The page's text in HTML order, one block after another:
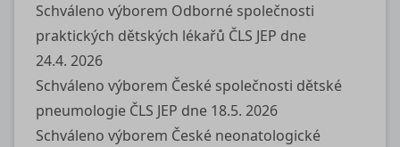
Schváleno výborem Odborné společnosti
praktických dětských lékařů ČLS JEP dne
24.4. 2026
Schváleno výborem České společnosti dětské
pneumologie ČLS JEP dne 18.5. 2026
Schváleno výborem České neonatologické